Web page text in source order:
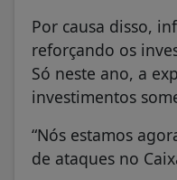
Por causa disso,
reforçando os
Só neste ano, a
investimentos
“Nós estamos
de ataques no